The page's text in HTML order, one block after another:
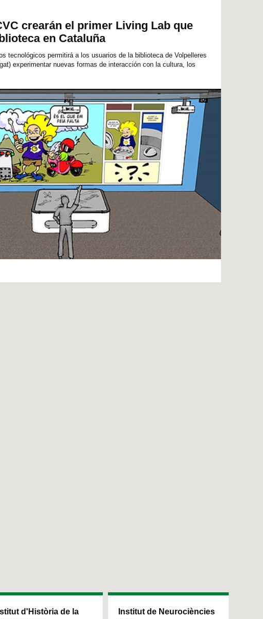
crearán el primer Living Lab que
en Cataluña
tecnológicos permitirá a los usuarios de la biblioteca de Volpelleres
experimentar nuevas formas de interacción con la cultura, los
d'Història de la
Institut de Neurociències